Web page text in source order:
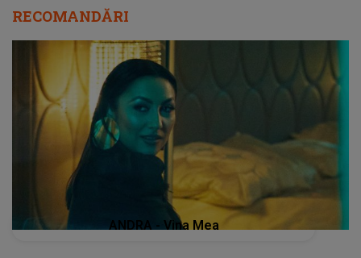
RECOMANDĂRI
ANDRA - Vina Mea